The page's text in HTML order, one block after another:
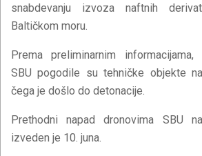
snabdevanju izvoza naftnih
Baltičkom moru.
Prema preliminarnim
SBU pogodile su tehničke objekte
čega je došlo do detonacije.
Prethodni napad dronovima SBU
izveden je 10. juna.